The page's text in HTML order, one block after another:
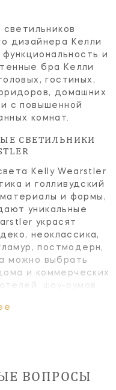
дизайнера Келли
и
бра Келли
гостиных,
домашних
с повышенной
комнат.
СВЕТИЛЬНИКИ
Kelly Wearstler
и голливудский
и формы,
уникальные
украсят
неоклассика,
постмодерн,
можно выбрать
и коммерческих
шоу-румов.
ВОПРОСЫ